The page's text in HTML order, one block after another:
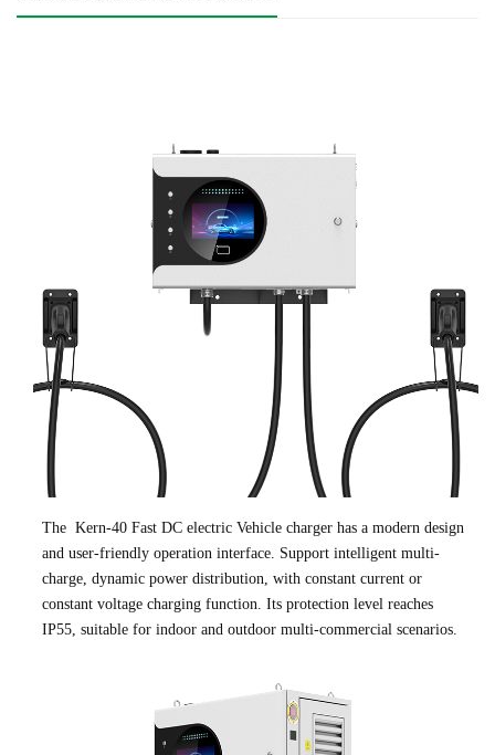
The Kern-40 Fast DC electric Vehicle charger has a modern design
and user-friendly operation interface. Support intelligent multi-
charge, dynamic power distribution, with constant current or
constant voltage charging function. Its protection level reaches
IP55, suitable for indoor and outdoor multi-commercial scenarios.